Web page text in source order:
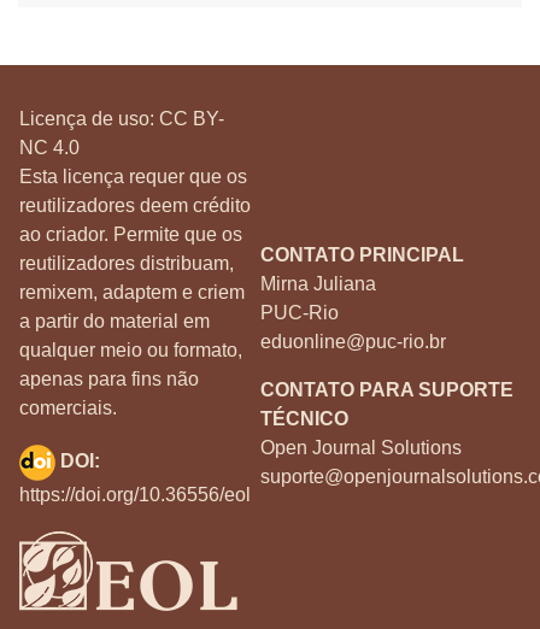
Licença de uso: CC BY-
NC 4.0
Esta licença requer que os
reutilizadores deem crédito
ao criador. Permite que os
reutilizadores distribuam,
remixem, adaptem e criem
a partir do material em
qualquer meio ou formato,
apenas para fins não
comerciais.
CONTATO PRINCIPAL
Mirna Juliana
PUC-Rio
eduonline@puc-rio.br
CONTATO PARA SUPORTE
TÉCNICO
Open Journal Solutions
DOI:
https://doi.org/10.36556/eol